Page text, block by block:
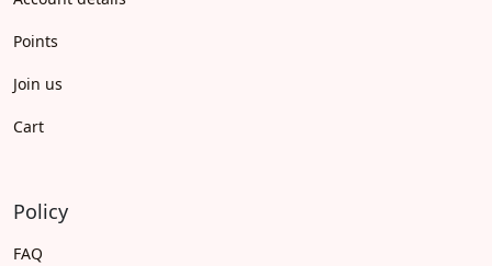
Points
Join us
Cart
Policy
FAQ